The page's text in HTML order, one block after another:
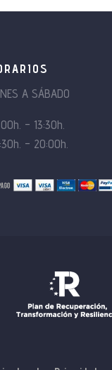
A SÁBADO
– 13:30h.
– 20:00h.